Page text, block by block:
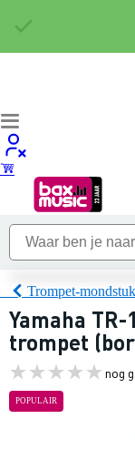
Trompet-
Yamaha
trompet
nog
POPULAIR